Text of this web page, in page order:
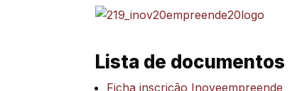
Lista de documentos
Ficha inscrição Inoveempreende